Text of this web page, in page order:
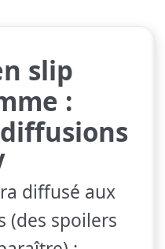
slip
:
diffusé aux
(des spoilers